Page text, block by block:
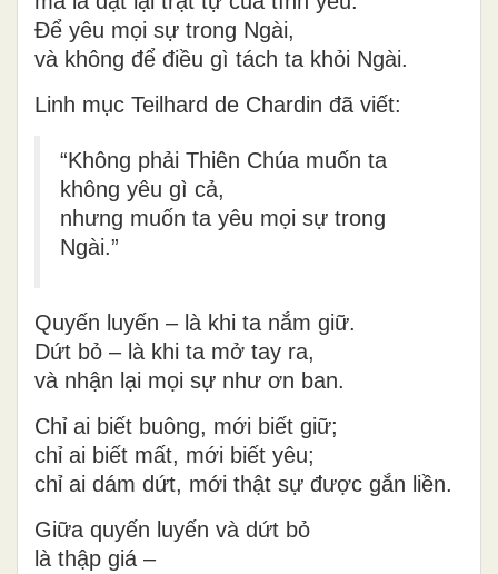
Để yêu mọi sự trong Ngài,
và không để điều gì tách ta khỏi Ngài.
Linh mục Teilhard de Chardin đã viết:
“Không phải Thiên Chúa muốn ta
không yêu gì cả,
nhưng muốn ta yêu mọi sự trong
Ngài.”
Quyến luyến – là khi ta nắm giữ.
Dứt bỏ – là khi ta mở tay ra,
và nhận lại mọi sự như ơn ban.
Chỉ ai biết buông, mới biết giữ;
chỉ ai biết mất, mới biết yêu;
chỉ ai dám dứt, mới thật sự được gắn liền.
Giữa quyến luyến và dứt bỏ
là thập giá –